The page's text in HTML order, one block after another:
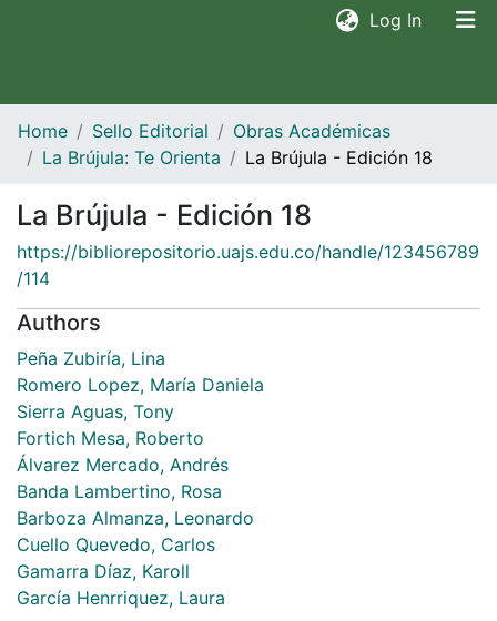
Log In (current)
Communities & collections
Browse DSpace
Statistics
Home Sello Editorial
Obras Académicas
La Brújula: Te Orienta
La Brújula - Edición 18
La Brújula - Edición 18
https://bibliorepositorio.uajs.edu.co/handle/123456789
/114
Authors
Peña Zubiría, Lina
Romero Lopez, María Daniela
Sierra Aguas, Tony
Fortich Mesa, Roberto
Álvarez Mercado, Andrés
Banda Lambertino, Rosa
Barboza Almanza, Leonardo
Cuello Quevedo, Carlos
Gamarra Díaz, Karoll
García Henrriquez, Laura